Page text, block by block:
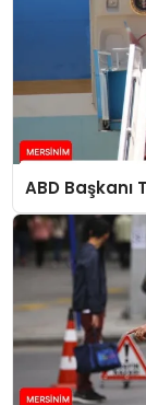
ABD Başkanı